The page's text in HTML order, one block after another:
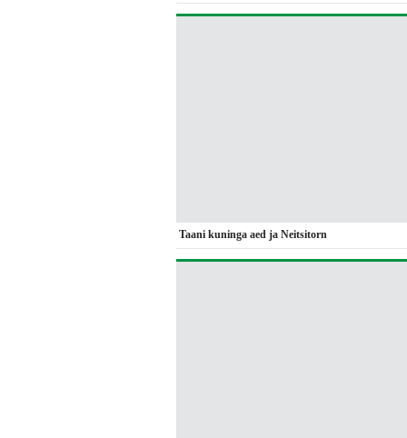
Taani kuninga aed ja Neitsitorn